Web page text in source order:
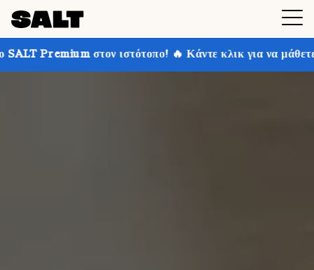
ιστότοπο! 🔥 Κάντε κλικ για να μάθετε περισσότερα